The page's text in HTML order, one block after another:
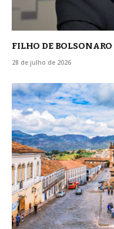
FILHO DE
28 de julho de 2026